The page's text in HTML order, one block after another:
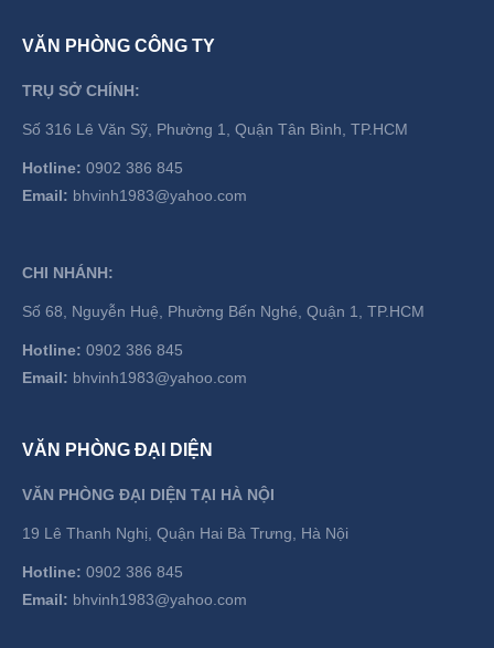
VĂN PHÒNG CÔNG TY
TRỤ SỞ CHÍNH:
Số 316 Lê Văn Sỹ, Phường 1, Quận Tân Bình, TP.HCM
Hotline: 0902 386 845
Email: bhvinh1983@yahoo.com
CHI NHÁNH:
Số 68, Nguyễn Huệ, Phường Bến Nghé, Quận 1, TP.HCM
Hotline: 0902 386 845
Email: bhvinh1983@yahoo.com
VĂN PHÒNG ĐẠI DIỆN
VĂN PHÒNG ĐẠI DIỆN TẠI HÀ NỘI
19 Lê Thanh Nghị, Quận Hai Bà Trưng, Hà Nội
Hotline: 0902 386 845
Email: bhvinh1983@yahoo.com